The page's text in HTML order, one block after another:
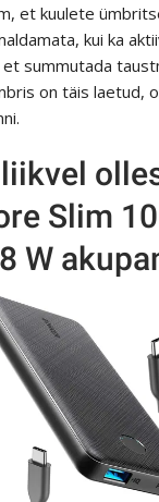
et kuulete
kui ka
summutada
on täis laetud,
Slim
W